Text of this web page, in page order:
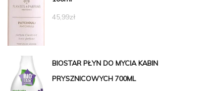
45,99zł
BIOSTAR PŁYN DO MYCIA KABIN
PRYSZNICOWYCH 700ML